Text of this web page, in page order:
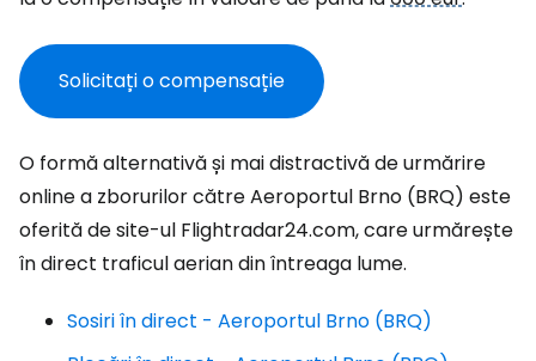
Solicitați o compensație
O formă alternativă și mai distractivă de urmărire
online a zborurilor către Aeroportul Brno (BRQ) este
oferită de site-ul Flightradar24.com, care urmărește
în direct traficul aerian din întreaga lume.
Sosiri în direct - Aeroportul Brno (BRQ)